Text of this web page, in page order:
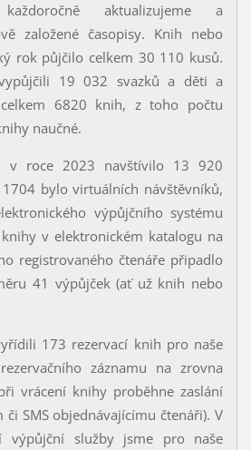
aktualizujeme a
založené časopisy. Knih nebo
rok půjčilo celkem 30 110 kusů.
19 032 svazků a děti a
6820 knih, z toho počtu
naučné.
v roce 2023 navštívilo 13 920
bylo virtuálních návštěvníků,
výpůjčního systému
v elektronickém katalogu na
registrovaného čtenáře připadlo
41 výpůjček (ať už knih nebo
173 rezervací knih pro naše
záznamu na zrovna
vrácení knihy proběhne zaslání
SMS objednávajícímu čtenáři). V
výpůjční služby jsme pro naše